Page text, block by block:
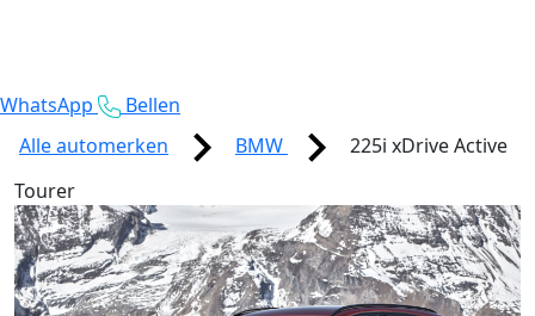
WhatsApp
Bellen
Alle automerken
BMW
225i xDrive Active
Tourer